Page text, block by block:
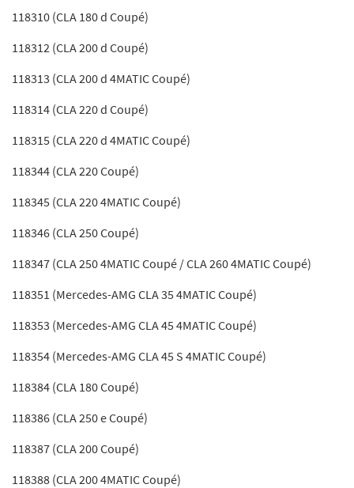
118310 (CLA 180 d Coupé)
118312 (CLA 200 d Coupé)
118313 (CLA 200 d 4MATIC Coupé)
118314 (CLA 220 d Coupé)
118315 (CLA 220 d 4MATIC Coupé)
118344 (CLA 220 Coupé)
118345 (CLA 220 4MATIC Coupé)
118346 (CLA 250 Coupé)
118347 (CLA 250 4MATIC Coupé / CLA 260 4MATIC Coupé)
118351 (Mercedes-AMG CLA 35 4MATIC Coupé)
118353 (Mercedes-AMG CLA 45 4MATIC Coupé)
118354 (Mercedes-AMG CLA 45 S 4MATIC Coupé)
118384 (CLA 180 Coupé)
118386 (CLA 250 e Coupé)
118387 (CLA 200 Coupé)
118388 (CLA 200 4MATIC Coupé)